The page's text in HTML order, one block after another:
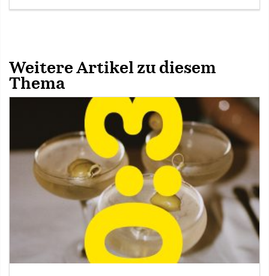
Weitere Artikel zu diesem
Thema